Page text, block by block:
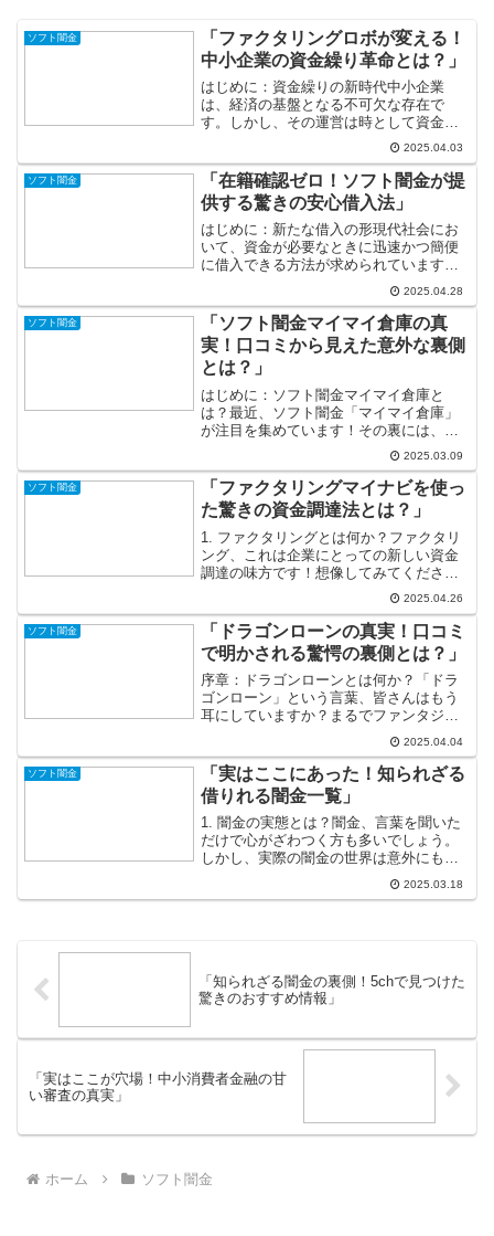
ソフト闇金
「ファクタリングロボが変える！
中小企業の資金繰り革命とは？」
はじめに：資金繰りの新時代中小企業
は、経済の基盤となる不可欠な存在で
す。しかし、その運営は時として資金繰
りの難しさによって脅かされることがあ
ります。資金流動性の問題は、成長の足
かせとなることも少なくありません。そ
んな中、革新的な解決策として...
2025.04.03
ソフト闇金
「在籍確認ゼロ！ソフト闇金が提
供する驚きの安心借入法」
はじめに：新たな借入の形現代社会にお
いて、資金が必要なときに迅速かつ簡便
に借入できる方法が求められています。
従来の金融機関での借入には、多くのハ
ードルがあり、在籍確認や煩雑な審査が
待ち構えています。そんな状況の中で登
場したのが、「ソフト闇金...
2025.04.28
ソフト闇金
「ソフト闇金マイマイ倉庫の真
実！口コミから見えた意外な裏側
とは？」
はじめに：ソフト闇金マイマイ倉庫と
は？最近、ソフト闇金「マイマイ倉庫」
が注目を集めています！その裏には、イ
ンターネット上での口コミが次々と飛び
交い、実態や評判が多様に語られていま
す。果たしてマイマイ倉庫は、実際にど
のようなサービスを提供して...
2025.03.09
ソフト闇金
「ファクタリングマイナビを使っ
た驚きの資金調達法とは？」
1. ファクタリングとは何か？ファクタリ
ング、これは企業にとっての新しい資金
調達の味方です！想像してみてくださ
い、売掛金を第三者に売ることで、即座
に資金が手に入るなんてワクワクします
よね。ビジネスが進んでいく中での資金
繰りの悩みもこれで一掃...
2025.04.26
ソフト闇金
「ドラゴンローンの真実！口コミ
で明かされる驚愕の裏側とは？」
序章：ドラゴンローンとは何か？「ドラ
ゴンローン」という言葉、皆さんはもう
耳にしていますか？まるでファンタジー
の世界から飛び出してきたかのようなそ
の響きは、金融サービスの一つとしての
注目度を高めています。特に急な資金が
必要なとき、多くの人々が...
2025.04.04
ソフト闇金
「実はここにあった！知られざる
借りれる闇金一覧」
1. 闇金の実態とは？闇金、言葉を聞いた
だけで心がざわつく方も多いでしょう。
しかし、実際の闇金の世界は意外にも多
様で、さまざまな側面を持っています。
一般的に「闇金」と聞くと、高い利息の
2025.03.18
「知られざる闇金の裏側！5chで見つけた
驚きのおすすめ情報」
「実はここが穴場！中小消費者金融の甘
い審査の真実」
ホーム ソフト闇金